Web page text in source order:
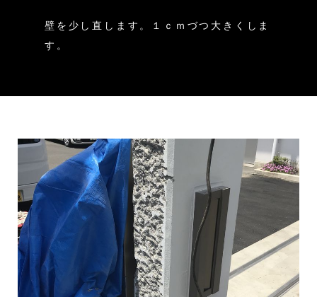
壁を少し直します。１ｃｍづつ大きくしま
す。